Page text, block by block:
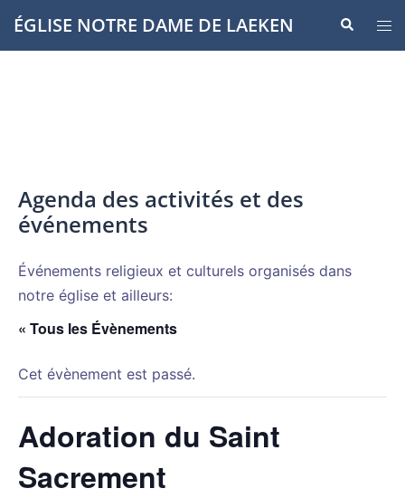
Aller
auÉGLISE NOTRE DAME DE LAEKEN
le
Agenda des activités et des
événements
Événements religieux et culturels organisés dans
notre église et ailleurs:
« Tous les Évènements
Cet évènement est passé.
Adoration du Saint
Sacrement